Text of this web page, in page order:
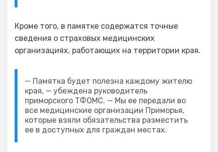
Кроме того, в памятке содержатся точные
сведения о страховых медицинских
организациях, работающих на территории края.
— Памятка будет полезна каждому жителю
края, — убеждена руководитель
приморского ТФОМС. — Мы ее передали во
все медицинские организации Приморья,
которые взяли обязательства разместить
ее в доступных для граждан местах.